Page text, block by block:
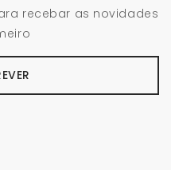
recebar as novidades